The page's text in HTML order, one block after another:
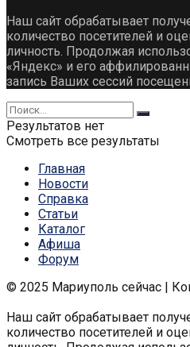
Наш сайт обрабатывает
количество посетителей и
личность. Продолжая
«Яндекс» и его
запись Ваших сессий
Результатов нет
Смотреть все результаты
Главная
Новости
Справка
Статьи
Каталог
Афиша
Форум
© 2025 Мариуполь сейчас |
Наш сайт обрабатывает
количество посетителей и